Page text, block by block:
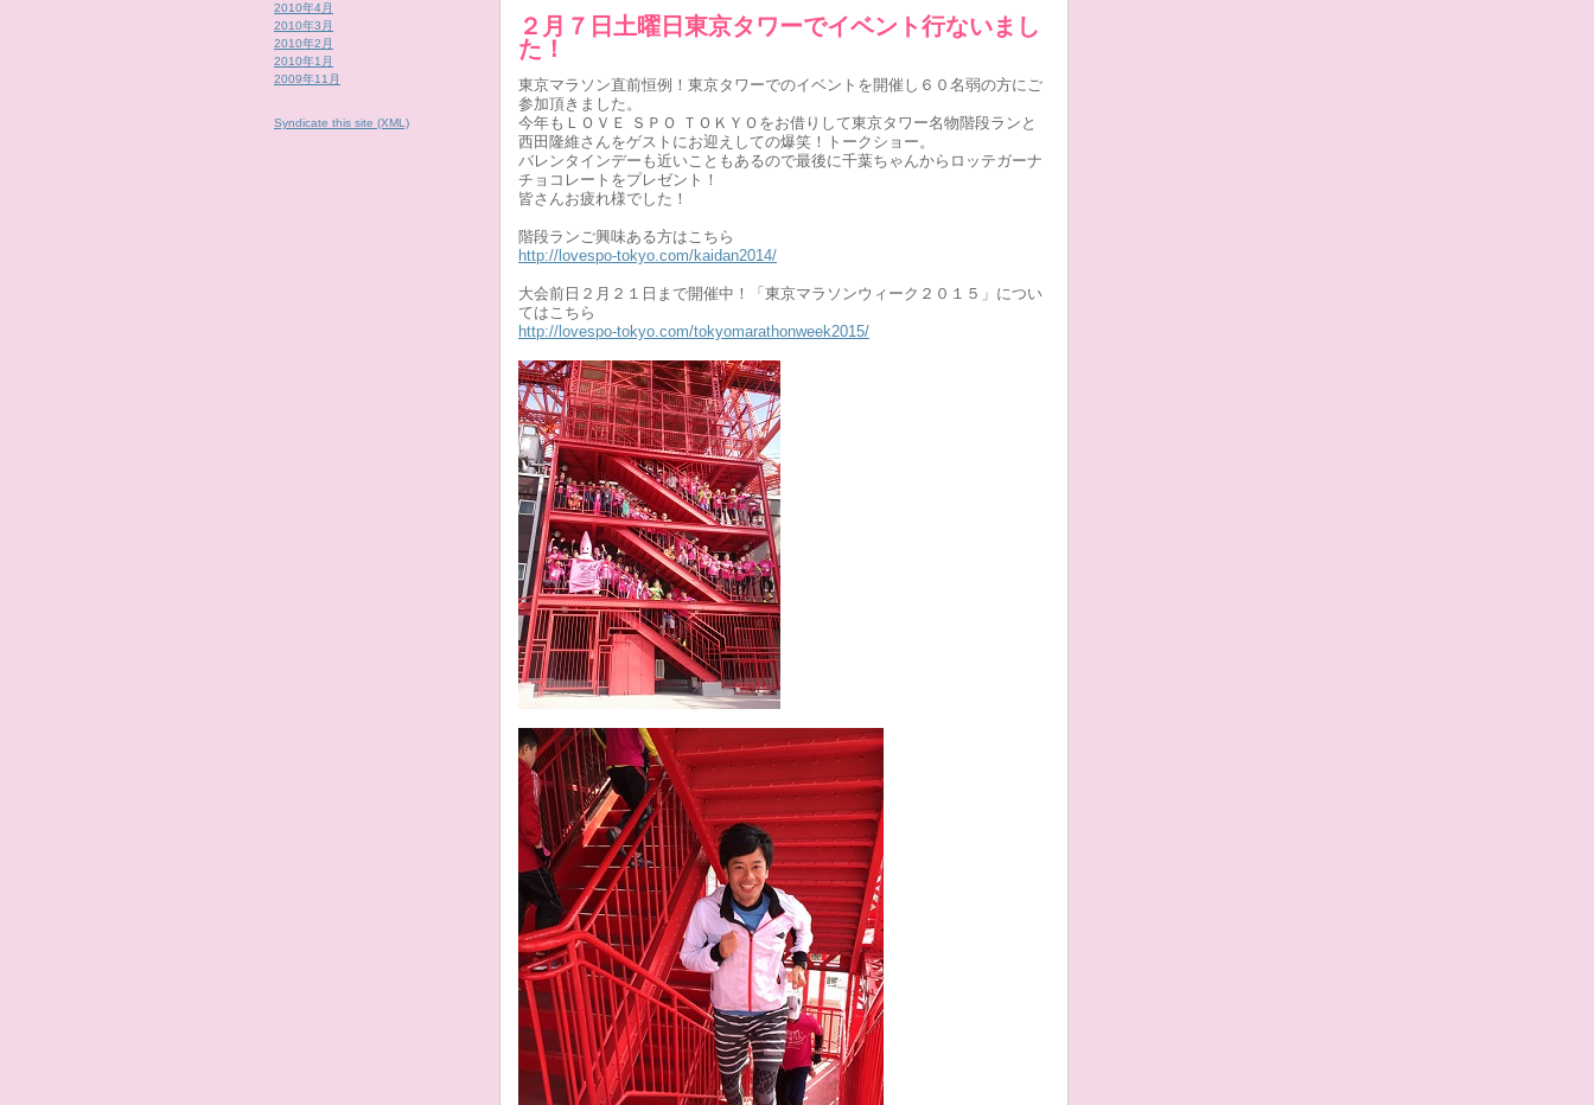
2010年4月
2010年3月
2010年2月
2010年1月
2009年11月
Syndicate this site (XML)
２月７日土曜日東京タワーでイベント行ないまし
た！
東京マラソン直前恒例！東京タワーでのイベントを開催し６０名弱の方にご
参加頂きました。
今年もＬＯＶＥ ＳＰＯ ＴＯＫＹＯをお借りして東京タワー名物階段ランと
西田隆維さんをゲストにお迎えしての爆笑！トークショー。
バレンタインデーも近いこともあるので最後に千葉ちゃんからロッテガーナ
チョコレートをプレゼント！
皆さんお疲れ様でした！
階段ランご興味ある方はこちら
http://lovespo-tokyo.com/kaidan2014/
大会前日２月２１日まで開催中！「東京マラソンウィーク２０１５」につい
てはこちら
http://lovespo-tokyo.com/tokyomarathonweek2015/